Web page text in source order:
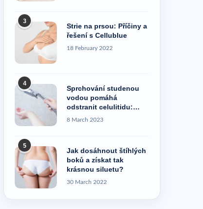
3
Strie na prsou: Příčiny a
řešení s Cellublue
18 February 2022
4
Sprchování studenou
vodou pomáhá
odstranit celulitidu:
pravda, nebo pověra?
8 March 2023
5
Jak dosáhnout štíhlých
boků a získat tak
krásnou siluetu?
30 March 2022